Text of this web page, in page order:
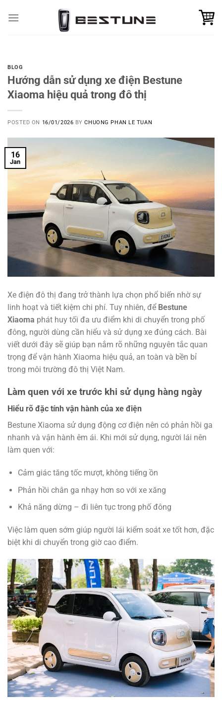
BLOG
Hướng dẫn sử dụng xe điện Bestune
Xiaoma hiệu quả trong đô thị
POSTED ON 16/01/2026 BYCHUONG PHAN LE TUAN
16
Jan
Xe điện đô thị đang trở thành lựa chọn phổ biến nhờ sự
linh hoạt và tiết kiệm chi phí. Tuy nhiên, để Bestune
Xiaoma phát huy tối đa ưu điểm khi di chuyển trong phố
đông, người dùng cần hiểu và sử dụng xe đúng cách. Bài
viết dưới đây sẽ giúp bạn nắm rõ những nguyên tắc quan
trọng để vận hành Xiaoma hiệu quả, an toàn và bền bỉ
trong môi trường đô thị Việt Nam.
Làm quen với xe trước khi sử dụng hàng ngày
Hiểu rõ đặc tính vận hành của xe điện
Bestune Xiaoma sử dụng động cơ điện nên có phản hồi ga
nhanh và vận hành êm ái. Khi mới sử dụng, người lái nên
làm quen với:
Cảm giác tăng tốc mượt, không tiếng ồn
Phản hồi chân ga nhạy hơn so với xe xăng
Khả năng dừng – đi liên tục trong phố đông
Việc làm quen sớm giúp người lái kiểm soát xe tốt hơn, đặc
biệt khi di chuyển trong giờ cao điểm.